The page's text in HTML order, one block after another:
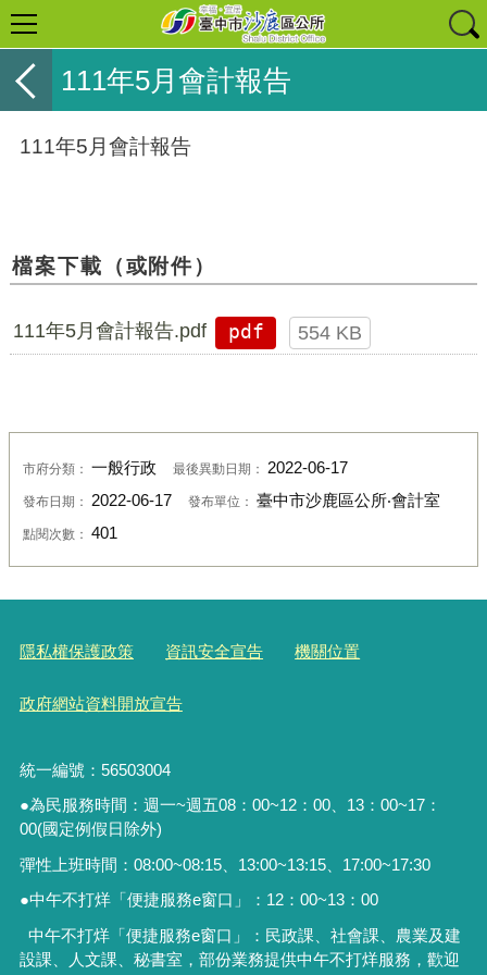
111年5月會計報告
111年5月會計報告
檔案下載（或附件）
111年5月會計報告.pdf pdf 554 KB
市府分類： 一般行政 最後異動日期： 2022-06-17
發布日期： 2022-06-17 發布單位： 臺中市沙鹿區公所‧會計室
點閱次數： 401
隱私權保護政策 資訊安全宣告 機關位置
政府網站資料開放宣告
統一編號：56503004
●為民服務時間：週一~週五08：00~12：00、13：00~17：
00(國定例假日除外)
彈性上班時間：08:00~08:15、13:00~13:15、17:00~17:30
●中午不打烊「便捷服務e窗口」： 12： 00~13： 00
中午不打烊「便捷服務e窗口」：民政課、社會課、農業及建
設課、人文課、秘書室， 部份業務提供中午不打烊服務 ，歡迎